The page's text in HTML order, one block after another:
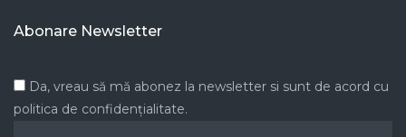
Abonare Newsletter
Da, vreau să mă abonez la newsletter si sunt de acord cu
politica de confidențialitate.